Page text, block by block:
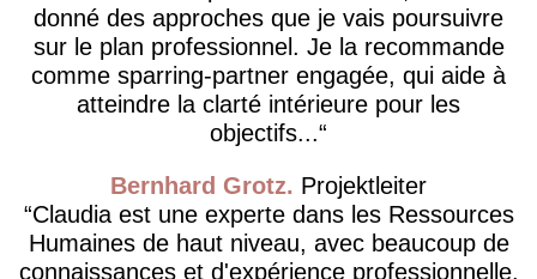
donné des approches que je vais poursuivre
sur le plan professionnel. Je la recommande
comme sparring-partner engagée, qui aide à
atteindre la clarté intérieure pour les
objectifs...
Bernhard Grotz Projektleiter
Claudia est une experte dans les Ressources
Humaines de haut niveau, avec beaucoup de
connaissances et d'expérience professionnelle.